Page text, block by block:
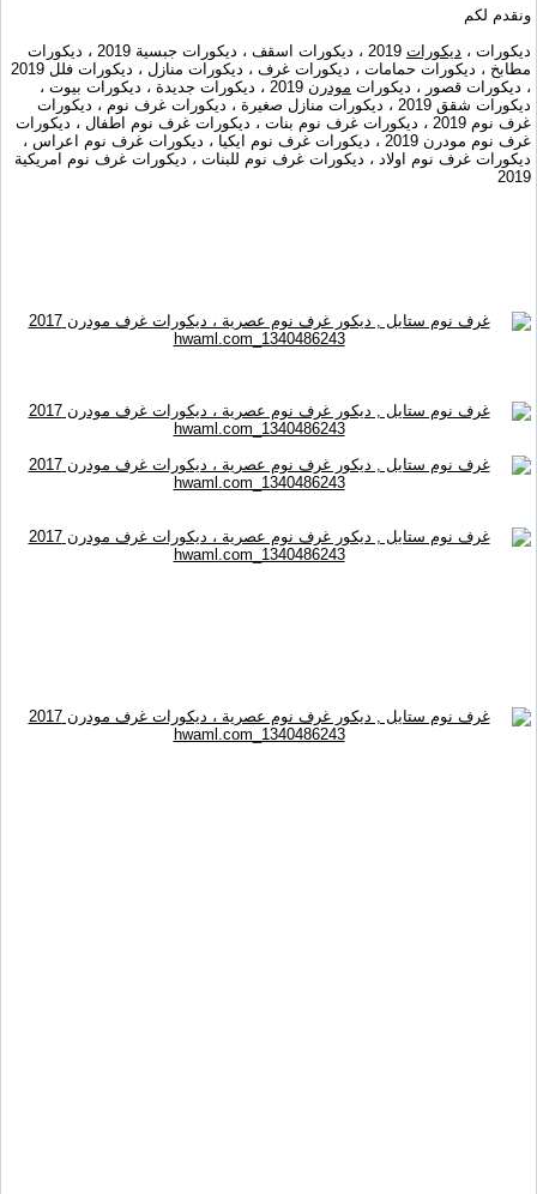
ونقدم لكم
ديكورات ، ديكورات
2019 ، ديكورات اسقف ، ديكورات جبسية 2019 ، ديكورات
مطابخ ، ديكورات حمامات ، ديكورات غرف ، ديكورات منازل ، ديكورات فلل 2019
، ديكورات قصور ، ديكورات مودرن
2019 ، ديكورات جديدة ، ديكورات بيوت ،
ديكورات شقق 2019 ، ديكورات منازل صغيرة ، ديكورات غرف نوم ، ديكورات
غرف نوم 2019 ، ديكورات غرف نوم بنات ، ديكورات غرف نوم اطفال ، ديكورات
غرف نوم مودرن 2019 ، ديكورات غرف نوم ايكيا ، ديكورات غرف نوم اعراس ،
ديكورات غرف نوم اولاد ، ديكورات غرف نوم للبنات ، ديكورات غرف نوم امريكية
2019